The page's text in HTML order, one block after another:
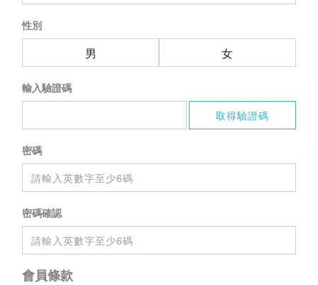
性別
男 女
輸入驗證碼
密碼
密碼確認
會員條款